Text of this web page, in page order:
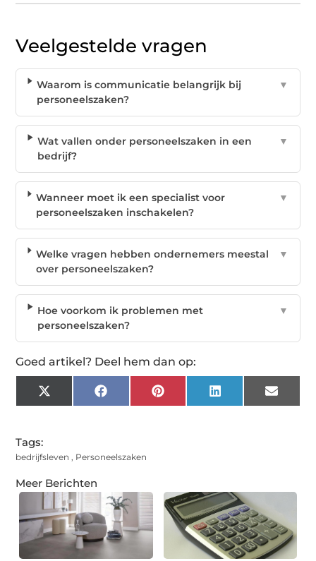
Veelgestelde vragen
Waarom is communicatie belangrijk bij
personeelszaken?
▼
Wat vallen onder personeelszaken in een
bedrijf?
▼
Wanneer moet ik een specialist voor
personeelszaken inschakelen?
▼
Welke vragen hebben ondernemers meestal
over personeelszaken?
▼
Hoe voorkom ik problemen met
personeelszaken?
▼
Goed artikel? Deel hem dan op:
X
(Twitter)
Facebook Pinterest LinkedIn Email
Tags:
bedrijfsleven , Personeelszaken
Meer Berichten